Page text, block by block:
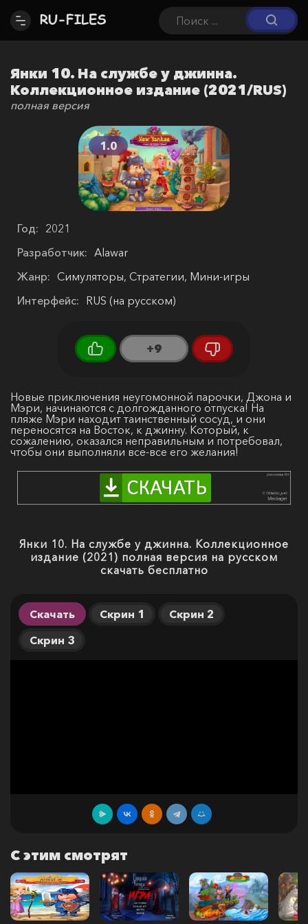
Янки 10. На службе у джинна.
Коллекционное издание (2021/RUS)
полная версия
1.0
Год: 2021
Разработчик: Alawar
Жанр: Симуляторы, Стратегии, Мини-игры
Интерфейс: RUS (на русском)
+9
Новые приключения неугомонной парочки, Джона и
Мэри, начинаются с долгожданного отпуска! На
пляже Мэри находит таинственный сосуд, и они
переносятся на Восток, к джинну. Который, к
сожалению, оказался неправильным и потребовал,
чтобы они выполняли все-все его желания!
Янки 10. На службе у джинна. Коллекционное
издание (2021) полная версия на русском
скачать бесплатно
Скачать Скрин 1
Скрин 2
Скрин 3
С этим смотрят